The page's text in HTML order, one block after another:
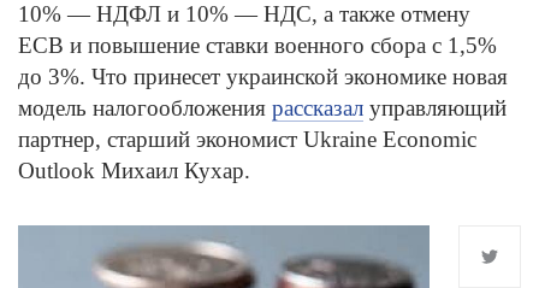
10% — НДФЛ и 10% — НДС, а также отмену
ЕСВ и повышение ставки военного сбора с 1,5%
до 3%. Что принесет украинской экономике новая
модель налогообложения рассказал управляющий
партнер, старший экономист Ukraine Economic
Outlook Михаил Кухар.